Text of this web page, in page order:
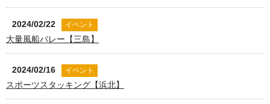
2024/02/22 イベント
大量風船バレー【三島】
2024/02/16 イベント
スポーツスタッキング【浜北】